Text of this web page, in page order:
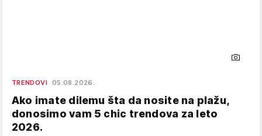
TRENDOVI 05.08.2026.
Ako imate dilemu šta da nosite na plažu,
donosimo vam 5 chic trendova za leto
2026.